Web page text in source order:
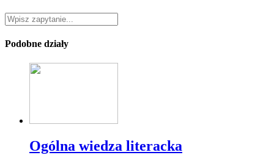
Podobne działy
Ogólna wiedza literacka